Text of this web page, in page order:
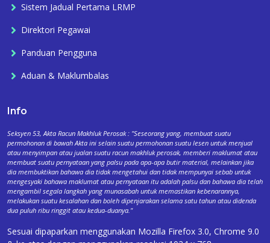
Sistem Jadual Pertama LRMP
Direktori Pegawai
Panduan Pengguna
Aduan & Maklumbalas
Info
Seksyen 53, Akta Racun Makhluk Perosak : "Seseorang yang, membuat suatu
permohonan di bawah Akta ini selain suatu permohonan suatu lesen untuk menjual
atau menyimpan atau jualan suatu racun makhluk perosak, memberi maklumat atau
membuat suatu pernyataan yang palsu pada apa-apa butir material, melainkan jika
dia membuktikan bahawa dia tidak mengetahui dan tidak mempunyai sebab untuk
mengesyaki bahawa maklumat atau pernyataan itu adalah palsu dan bahawa dia telah
mengambil segala langkah yang munasabah untuk memastikan kebenarannya,
melakukan suatu kesalahan dan boleh dipenjarakan selama satu tahun atau didenda
dua puluh ribu ringgit atau kedua-duanya."
Sesuai dipaparkan menggunakan Mozilla Firefox 3.0, Chrome 9.0